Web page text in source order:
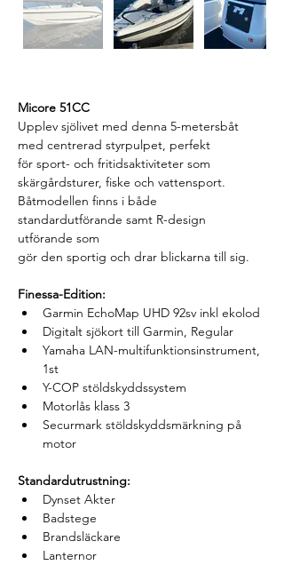
Micore 51CC
Upplev sjölivet med denna 5-metersbåt
med centrerad styrpulpet, perfekt
för sport- och fritidsaktiviteter som
skärgårdsturer, fiske och vattensport.
Båtmodellen finns i både
standardutförande samt R-design
utförande som
gör den sportig och drar blickarna till sig.
Finessa-Edition:
Garmin EchoMap UHD 92sv inkl ekolod
Digitalt sjökort till Garmin, Regular
Yamaha LAN-multifunktionsinstrument,
1st
Y-COP stöldskyddssystem
Motorlås klass 3
Securmark stöldskyddsmärkning på
motor
Standardutrustning:
Dynset Akter
Badstege
Brandsläckare
Lanternor